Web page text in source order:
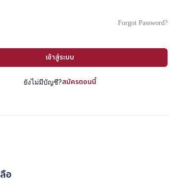
Forgot Password?
เข้าสู่ระบบ
ยังไม่มีบัญชี?สมัครตอนนี้
อ